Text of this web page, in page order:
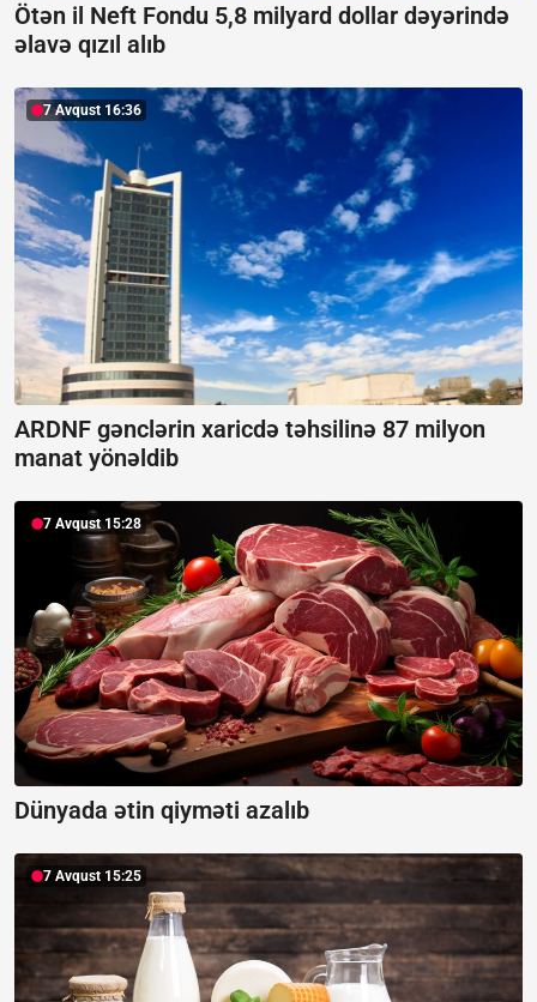
Ötən il Neft Fondu 5,8 milyard dollar dəyərində
əlavə qızıl alıb
7 Avqust 16:36
ARDNF gənclərin xaricdə təhsilinə 87 milyon
manat yönəldib
7 Avqust 15:28
Dünyada ətin qiyməti azalıb
7 Avqust 15:25